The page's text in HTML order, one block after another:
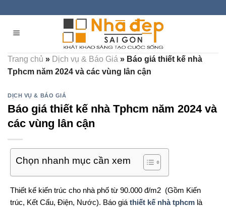
content
Trang chủ » Dịch vụ & Báo Giá » Báo giá thiết kế nhà
Tphcm năm 2024 và các vùng lân cận
DỊCH VỤ & BÁO GIÁ
Báo giá thiết kế nhà Tphcm năm 2024 và
các vùng lân cận
Chọn nhanh mục cần xem
Thiết kế kiến trúc cho nhà phố từ 90.000 đ/m2 (Gồm Kiến
trúc, Kết Cấu, Điện, Nước). Báo giá thiết kế nhà tphcm là